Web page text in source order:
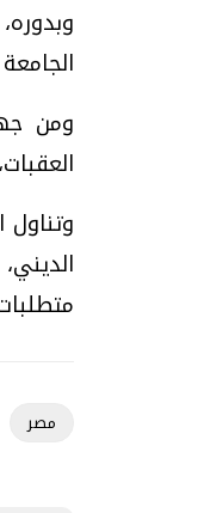
ومن
مصر